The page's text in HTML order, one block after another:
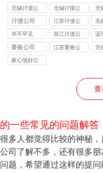
债公司
司
债
无锡讨债公
司的法律风
险提示：债
权人需警惕
的连带责任
无锡讨债公
司能处理的
债务类型：
个人债、企
业债、特殊
无
司
揭
成
讨债公司
江苏讨债公
司
无
司
并不罕见
浙江讨债公
司
适
司
要账公司
江苏要账公
无
家心情好公
查
的一些常见的问题解答
很多人都觉得比较的神秘
公司了解不多，还有很多
问题，希望通过这样的提